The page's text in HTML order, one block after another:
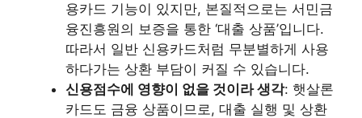
용카드 기능이 있지만, 본질적으로는 서민금
융진흥원의 보증을 통한 ‘대출 상품’입니다.
따라서 일반 신용카드처럼 무분별하게 사용
하다가는 상환 부담이 커질 수 있습니다.
신용점수에 영향이 없을 것이라 생각: 햇살론
카드도 금융 상품이므로, 대출 실행 및 상환